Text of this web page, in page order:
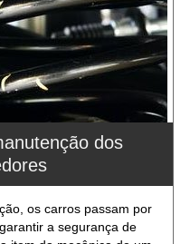
dos
os carros passam por
a segurança de